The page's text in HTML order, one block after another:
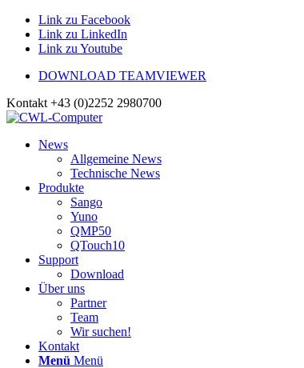
Link zu Facebook
Link zu LinkedIn
Link zu Youtube
DOWNLOAD TEAMVIEWER
Kontakt +43 (0)2252 2980700
News
Allgemeine News
Technische News
Produkte
Sango
Yuno
QMP50
QTouch10
Support
Download
Über uns
Partner
Team
Wir suchen!
Kontakt
Menü Menü